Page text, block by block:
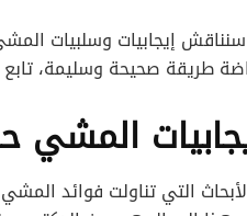
إيجابيات وسلبيات
طريقة صحيحة وسليمة، تابع
المشي
التي تناولت فوائد